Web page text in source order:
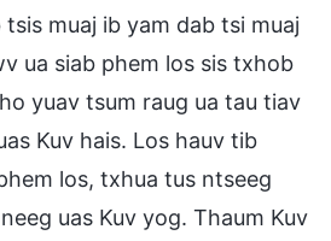
muaj ib yam dab tsi muaj
ua siab phem los sis txhob
yuav tsum raug ua tau tiav
Kuv hais. Los hauv tib
los, txhua tus ntseeg
uas Kuv yog. Thaum Kuv